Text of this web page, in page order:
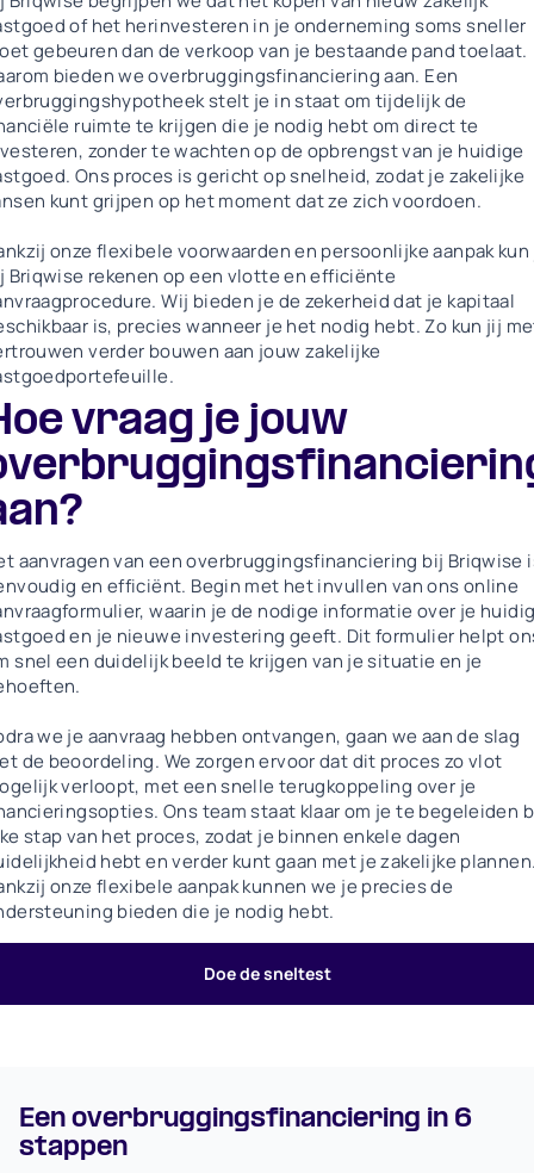
of het herinvesteren in je onderneming soms sneller
gebeuren dan de verkoop van je bestaande pand toelaat.
bieden we overbruggingsfinanciering aan. Een
stelt je in staat om tijdelijk de
ruimte te krijgen die je nodig hebt om direct te
zonder te wachten op de opbrengst van je huidige
Ons proces is gericht op snelheid, zodat je zakelijke
kunt grijpen op het moment dat ze zich voordoen.
onze flexibele voorwaarden en persoonlijke aanpak kun
Briqwise rekenen op een vlotte en efficiënte
Wij bieden je de zekerheid dat je kapitaal
is, precies wanneer je het nodig hebt. Zo kun jij
verder bouwen aan jouw zakelijke
vraag je jouw
aanvragen van een overbruggingsfinanciering bij Briqwise
en efficiënt. Begin met het invullen van ons online
waarin je de nodige informatie over je
en je nieuwe investering geeft. Dit formulier helpt
snel een duidelijk beeld te krijgen van je situatie en je
we je aanvraag hebben ontvangen, gaan we aan de slag
de beoordeling. We zorgen ervoor dat dit proces zo vlot
verloopt, met een snelle terugkoppeling over je
Ons team staat klaar om je te begeleiden
stap van het proces, zodat je binnen enkele dagen
hebt en verder kunt gaan met je zakelijke
onze flexibele aanpak kunnen we je precies de
bieden die je nodig hebt.
Doe de sneltest
Een overbruggingsfinanciering in 6
stappen